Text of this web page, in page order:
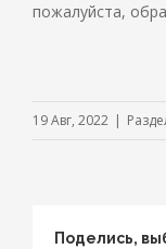
пожалуйста,
19 Авг, 2022 |
Поделись,